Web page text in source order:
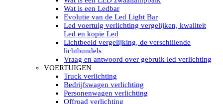
Electrische Led zoeklamp Allremote
Electrisch Led zoeklicht Golight
Marinco Roestvrijstaal Led zoeklicht
Elektrisch Led zoeklicht diverse
Led zoeklamp accessoires ALLremote
Led zoeklicht 230V
Subcategorieën Led zoeklichten
HELLA MARINE LED
Sea Hawk – Light Bars
Sea Hawk – Light Bars – Edge Light
Sea Hawk – Work Lights
RokLUME Led werklampen
Wat is een Ledbar
Evolutie van de Led Light Bar
Led voertuig verlichting vergelijken, kwaliteit
Led en kopie Led
Lichtbeeld vergelijking, de verschillende
lichtbundels
Vraag en antwoord over gebruik led verlichting
VOERTUIGEN
Truck verlichting
Bedrijfswagen verlichting
Personenwagen verlichting
Offroad verlichting